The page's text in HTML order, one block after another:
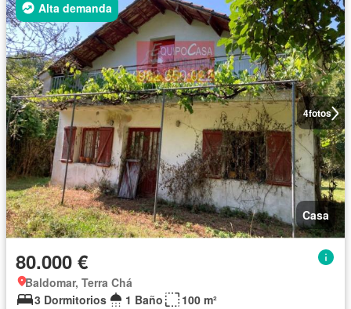
4fotos
Alta demanda
Casa
80.000 €
Baldomar, Terra Chá
3 Dormitorios
1 Baño
100 m²